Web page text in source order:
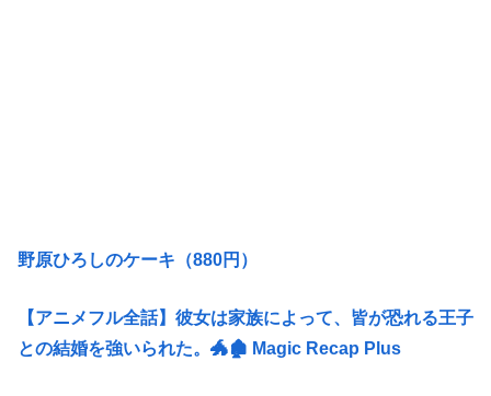
野原ひろしのケーキ（880円）
【アニメフル全話】彼女は家族によって、皆が恐れる王子
との結婚を強いられた。🐲🏚 Magic Recap Plus